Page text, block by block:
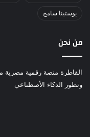
يوستينا سامح
من نحن
القاطرة منصة رقمية مصرية
وتطور الذكاء الأصطناعي